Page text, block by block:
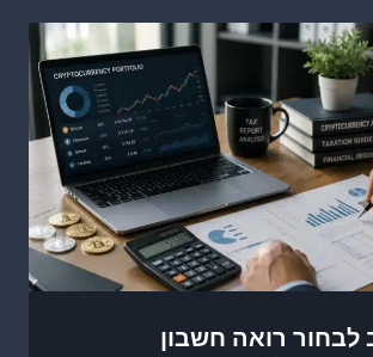
רואה חשבון